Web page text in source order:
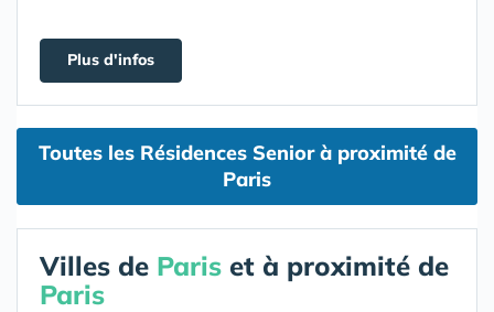
Plus d'infos
Toutes les Résidences Senior à proximité de
Paris
Villes de Paris et à proximité de
Paris